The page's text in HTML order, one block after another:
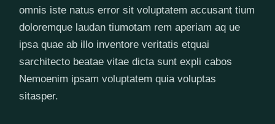
omnis iste natus error sit voluptatem accusant tium
doloremque laudan tiumotam rem aperiam aq ue
ipsa quae ab illo inventore veritatis etquai
sarchitecto beatae vitae dicta sunt expli cabos
Nemoenim ipsam voluptatem quia voluptas
sitasper.